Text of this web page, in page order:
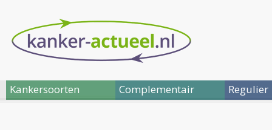
Kankersoorten Complementair Regulier